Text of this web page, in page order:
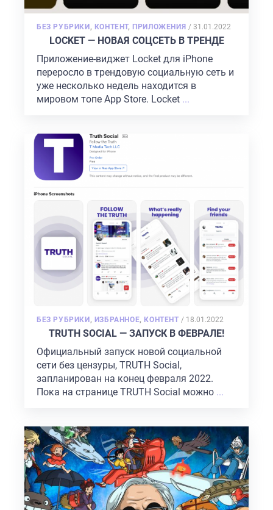
БЕЗ РУБРИКИ , КОНТЕНТ, ПРИЛОЖЕНИЯ / POSTED
ON
31.01.2022
LOCKET — НОВАЯ СОЦСЕТЬ В ТРЕНДЕ
Приложение-виджет Locket для iPhone
переросло в трендовую социальную сеть и
уже несколько недель находится в
мировом топе App Store. Locket ...
БЕЗ РУБРИКИ , ИЗБРАННОЕ, КОНТЕНТ / POSTED
ON
18.01.2022
TRUTH SOCIAL — ЗАПУСК В ФЕВРАЛЕ!
Официальный запуск новой социальной
сети без цензуры, TRUTH Social,
запланирован на конец февраля 2022.
Пока на странице TRUTH Social можно ...